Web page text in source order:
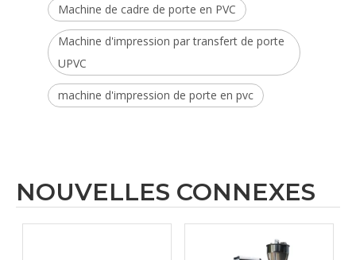
Machine de cadre de porte en PVC
Machine d'impression par transfert de porte
UPVC
machine d'impression de porte en pvc
NOUVELLES CONNEXES